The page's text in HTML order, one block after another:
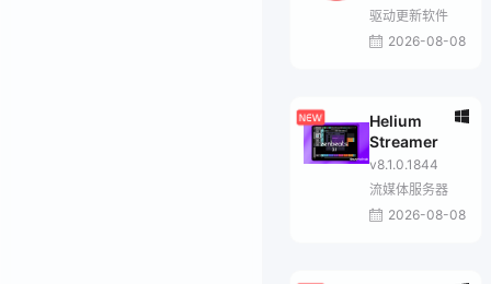
驱动更新软件
2026-08-08
Helium
Streamer
v8.1.0.1844
流媒体服务器
2026-08-08